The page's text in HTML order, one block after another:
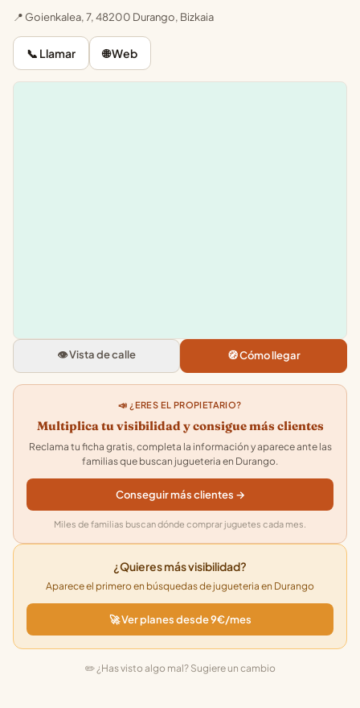
Goienkalea, 7, 48200 Durango,
★★★★★4.1· 34
👁️ Vista de calle 🧭 Cómo llegar
📍 Goienkalea, 7, 48200 Durango, Bizkaia
📞 Llamar 🌐 Web
📣 ¿ERES EL PROPIETARIO?
Multiplica tu visibilidad y consigue más clientes
Reclama tu ficha gratis, completa la información y aparece ante las
familias que buscan jugueteria en Durango.
Conseguir más clientes →
Miles de familias buscan dónde comprar juguetes cada mes.
¿Quieres más visibilidad?
Aparece el primero en búsquedas de jugueteria en Durango
🚀 Ver planes desde 9€/mes
✏️ ¿Has visto algo mal? Sugiere un cambio